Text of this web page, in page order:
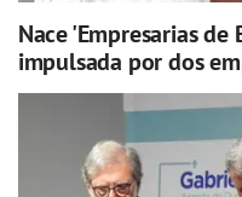
Nace 'Empresarias de
impulsada por dos